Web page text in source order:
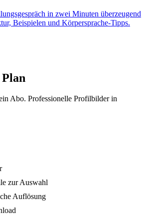
in zwei Minuten überzeugend
Beispielen und Körpersprache-Tipps.
Abo. Professionelle Profilbilder in
zur Auswahl
Auflösung